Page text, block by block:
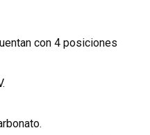
con 4 posiciones